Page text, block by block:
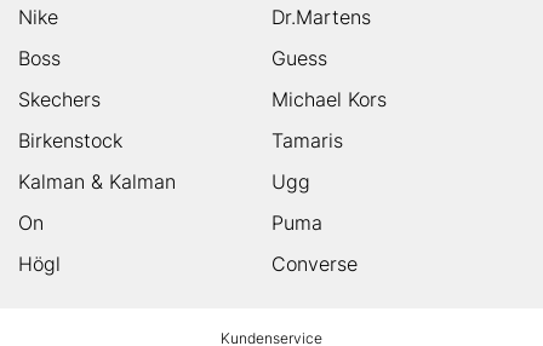
Nike
Dr.Martens
Boss
Guess
Skechers
Michael Kors
Birkenstock
Tamaris
Kalman & Kalman
Ugg
On
Puma
Högl
Converse
Kundenservice